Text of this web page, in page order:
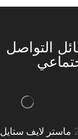
التواصل
ماستر لايف ستايل